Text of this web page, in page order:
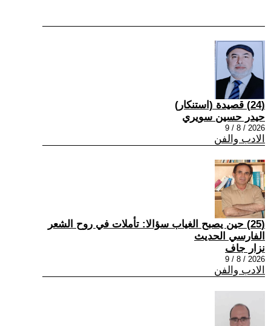
(24) قصيدة (استنكار)
حيدر حسين سويري
2026 / 8 / 9
الادب والفن
(25) حين يصبح الغياب سؤالا: تأملات في روح الشعر
الفارسي الحديث
نزار جاف
2026 / 8 / 9
الادب والفن